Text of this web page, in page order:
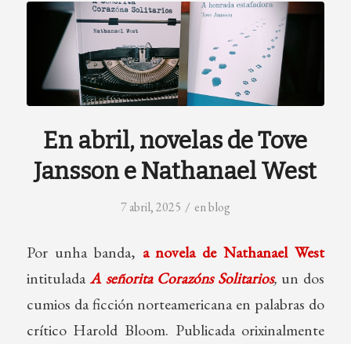
En abril, novelas de Tove
Jansson e Nathanael West
7 abril, 2025 / enblog
Por unha banda, a novela de Nathanael West
intitulada A señorita Corazóns Solitarios, un dos
cumios da ficción norteamericana en palabras do
crítico Harold Bloom. Publicada orixinalmente